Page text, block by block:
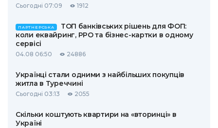
Сьогодні 07:09 1912
ПАРТНЕРСЬКА
ТОП банківських рішень для ФОП:
коли еквайринг, РРО та бізнес-картки в одному
сервісі
04.08 06:50 24886
Українці стали одними з найбільших покупців
житла в Туреччині
Сьогодні 03:13 2055
Скільки коштують квартири на «вторинці» в
Україні